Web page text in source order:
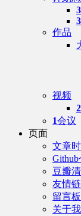
3
3
作品
视频
2
1会议
页面
文章
豆瓣
友情
留言板
关于我